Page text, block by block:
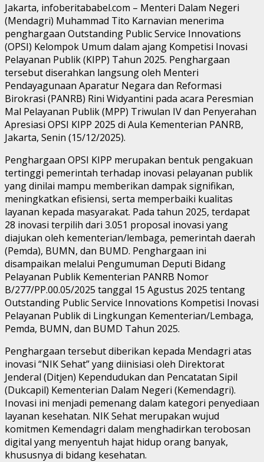
Jakarta, infoberitababel.com – Menteri Dalam Negeri
(Mendagri) Muhammad Tito Karnavian menerima
penghargaan Outstanding Public Service Innovations
(OPSI) Kelompok Umum dalam ajang Kompetisi Inovasi
Pelayanan Publik (KIPP) Tahun 2025. Penghargaan
tersebut diserahkan langsung oleh Menteri
Pendayagunaan Aparatur Negara dan Reformasi
Birokrasi (PANRB) Rini Widyantini pada acara Peresmian
Mal Pelayanan Publik (MPP) Triwulan IV dan Penyerahan
Apresiasi OPSI KIPP 2025 di Aula Kementerian PANRB,
Jakarta, Senin (15/12/2025).
Penghargaan OPSI KIPP merupakan bentuk pengakuan
tertinggi pemerintah terhadap inovasi pelayanan publik
yang dinilai mampu memberikan dampak signifikan,
meningkatkan efisiensi, serta memperbaiki kualitas
layanan kepada masyarakat. Pada tahun 2025, terdapat
28 inovasi terpilih dari 3.051 proposal inovasi yang
diajukan oleh kementerian/lembaga, pemerintah daerah
(Pemda), BUMN, dan BUMD. Penghargaan ini
disampaikan melalui Pengumuman Deputi Bidang
Pelayanan Publik Kementerian PANRB Nomor
B/277/PP.00.05/2025 tanggal 15 Agustus 2025 tentang
Outstanding Public Service Innovations Kompetisi Inovasi
Pelayanan Publik di Lingkungan Kementerian/Lembaga,
Pemda, BUMN, dan BUMD Tahun 2025.
Penghargaan tersebut diberikan kepada Mendagri atas
inovasi “NIK Sehat” yang diinisiasi oleh Direktorat
Jenderal (Ditjen) Kependudukan dan Pencatatan Sipil
(Dukcapil) Kementerian Dalam Negeri (Kemendagri).
Inovasi ini menjadi pemenang dalam kategori penyediaan
layanan kesehatan. NIK Sehat merupakan wujud
komitmen Kemendagri dalam menghadirkan terobosan
digital yang menyentuh hajat hidup orang banyak,
khususnya di bidang kesehatan.